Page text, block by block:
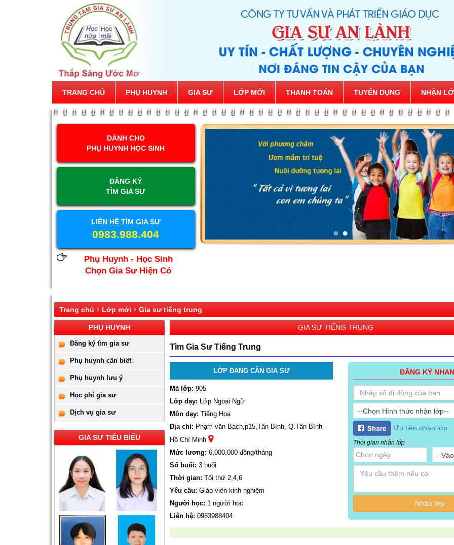
TRANG CHỦ PHỤ HUYNH GIA SƯ LỚP MỚI THANH TOÁN TUYỂN DỤNG NHẬN
DÀNH CHO
PHỤ HUYNH HỌC SINH
ĐĂNG KÝ
TÌM GIA SƯ
LIÊN HỆ TÌM GIA SƯ
0983.988.404
Phụ Huynh - Học Sinh
Chọn Gia Sư Hiện Có
Trang chủ Lớp mới Gia sư tiếng trung
PHỤ HUYNH
Đăng ký tìm gia sư
Phụ huynh cần biết
Phụ huynh lưu ý
Học phí gia sư
Dịch vụ gia sư
GIA SƯ TIÊU BIỂU
GIA SƯ TIẾNG TRUNG
Tìm Gia Sư Tiếng Trung
LỚP ĐANG CẦN GIA SƯ
Mã lớp: 905
Lớp dạy: Lớp Ngoại Ngữ
Môn dạy: Tiếng Hoa
Địa chỉ: Phạm văn Bạch,p15,Tân Bình, Q.Tân Bình -
Hồ Chí Minh
Mức lương: 6,000,000 đồng/tháng
Số buổi: 3 buổi
Thời gian: Tối thứ 2,4,6
Yêu cầu: Giáo viên kinh nghiệm
Người học: 1 người hoc
Liên hệ: 0983988404
ĐĂNG KÝ
--Chọn Hình thức nhận lớp--
Ưu tiên nhận lớp
Thời gian nhận lớp
-
Nhận lớp